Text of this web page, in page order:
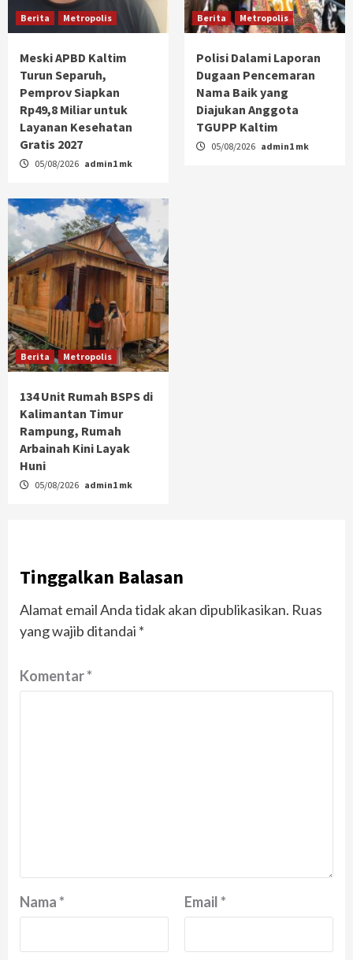
Berita Metropolis
Meski APBD Kaltim
Turun Separuh,
Pemprov Siapkan
Rp49,8 Miliar untuk
Layanan Kesehatan
Gratis 2027
05/08/2026 admin1 mk
Berita Metropolis
Polisi Dalami Laporan
Dugaan Pencemaran
Nama Baik yang
Diajukan Anggota
TGUPP Kaltim
05/08/2026 admin1 mk
Berita Metropolis
134 Unit Rumah BSPS di
Kalimantan Timur
Rampung, Rumah
Arbainah Kini Layak
Huni
05/08/2026 admin1 mk
Tinggalkan Balasan
Alamat email Anda tidak akan dipublikasikan. Ruas
yang wajib ditandai *
Komentar*
Nama* Email*